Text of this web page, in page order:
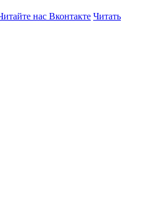
нас Вконтакте Читать